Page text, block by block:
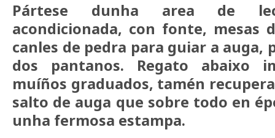
Pártese dunha area de
acondicionada, con fonte, mesas
canles de pedra para guiar a auga,
dos pantanos. Regato abaixo
muíños graduados, tamén
salto de auga que sobre todo en
unha fermosa estampa.